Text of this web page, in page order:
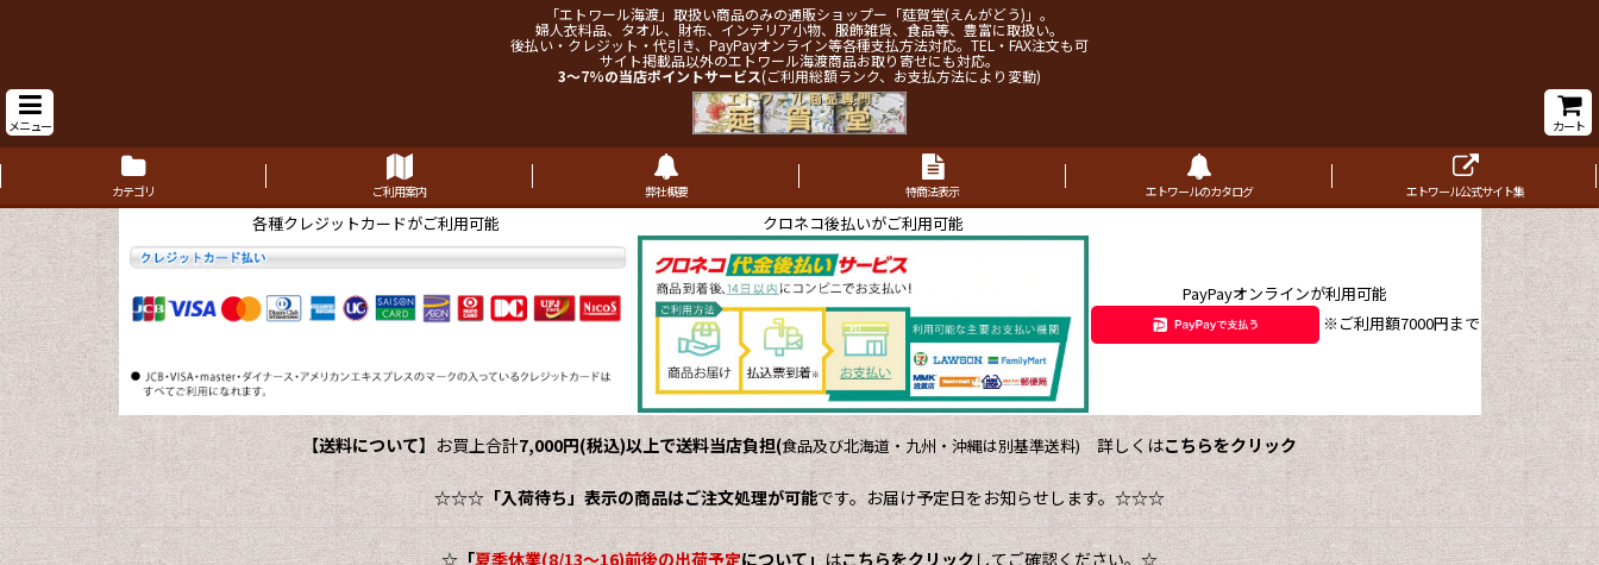
「エトワール海渡」取扱い商品のみの通販ショップー「莚賀堂(えんがどう)」。
婦人衣料品、タオル、財布、インテリア小物、服飾雑貨、食品等、豊富に取扱い。
後払い・クレジット・代引き、PayPayオンライン等各種支払方法対応。TEL・FAX注文も可
サイト掲載品以外のエトワール海渡商品お取り寄せにも対応。
3～7%の当店ポイントサービス(ご利用総額ランク、お支払方法により変動)
メニュー カート
カテゴリ ご利用案内 弊社概要 特商法表示 エトワールのカタログ エトワール公式サイト集
各種クレジットカードがご利用可能 クロネコ後払いがご利用可能
PayPayオンラインが利用可能
※ご利用額7000円まで
【送料について】 お買上合計7,000円(税込)以上で送料当店負担(食品及び北海道・九州・沖縄は別基準送料)詳しくはこちらをクリック
☆☆☆「入荷待ち」表示の商品はご注文処理が可能です。お届け予定日をお知らせします。☆☆☆
☆ 「夏季休業(8/13～16)前後の出荷予定について」 はこちらをクリックしてご確認ください。☆